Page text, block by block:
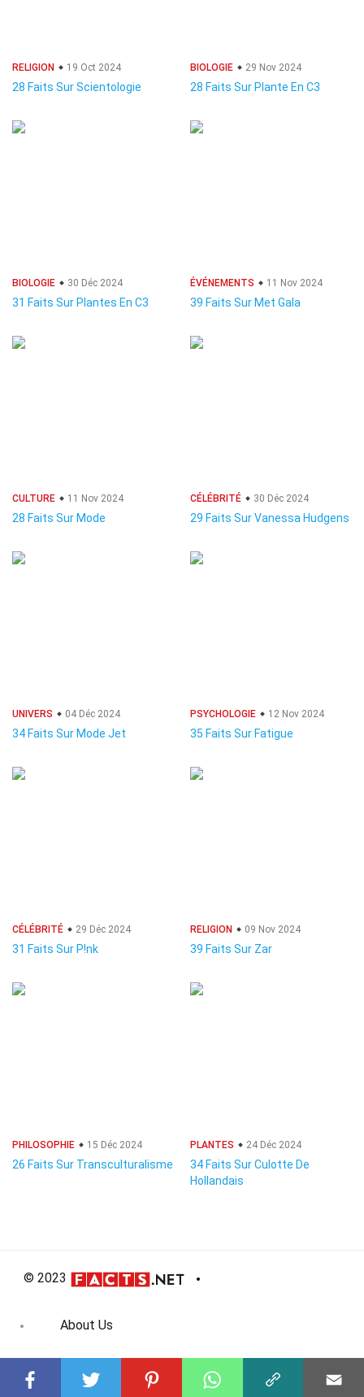
RELIGION 19 Oct 2024
28 Faits Sur Scientologie
BIOLOGIE 29 Nov 2024
28 Faits Sur Plante En C3
BIOLOGIE 30 Déc 2024
31 Faits Sur Plantes En C3
ÉVÉNEMENTS 11 Nov 2024
39 Faits Sur Met Gala
CULTURE 11 Nov 2024
28 Faits Sur Mode
CÉLÉBRITÉ 30 Déc 2024
29 Faits Sur Vanessa Hudgens
UNIVERS 04 Déc 2024
34 Faits Sur Mode Jet
PSYCHOLOGIE 12 Nov 2024
35 Faits Sur Fatigue
CÉLÉBRITÉ 29 Déc 2024
31 Faits Sur P!nk
RELIGION 09 Nov 2024
39 Faits Sur Zar
PHILOSOPHIE 15 Déc 2024
26 Faits Sur Transculturalisme
PLANTES 24 Déc 2024
34 Faits Sur Culotte De
Hollandais
© 2023
About Us